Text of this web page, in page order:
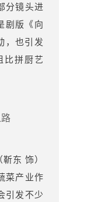
分镜头进
剧版《向
，也引发
比拼厨艺
东 饰）
菜产业作
引发不少